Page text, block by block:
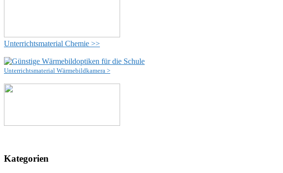
Unterrichtsmaterial Chemie >>
Unterrichtsmaterial Wärmebildkamera >
Kategorien